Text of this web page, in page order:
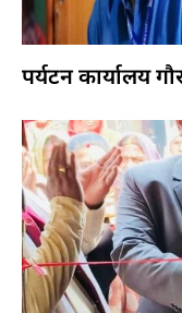
पर्यटन कार्यालय